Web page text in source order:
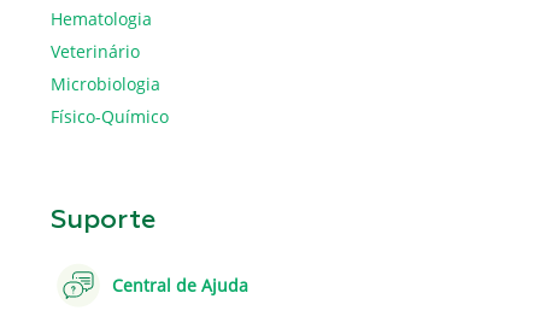
Hematologia
Veterinário
Microbiologia
Físico-Químico
Suporte
Central de Ajuda